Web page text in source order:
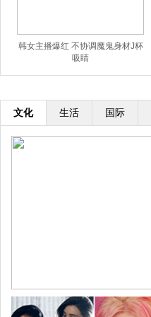
韩女主播爆红 不协调魔鬼身材J杯
吸睛
文化 生活 国际